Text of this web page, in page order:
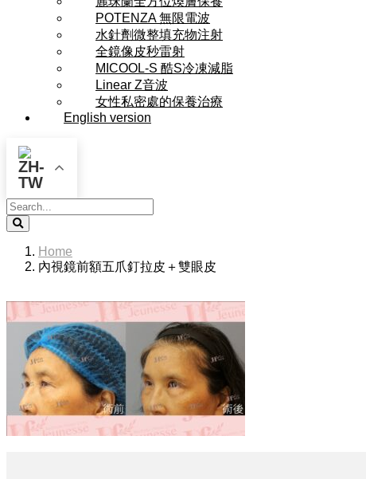
POTENZA 無限電波
水針劑微整填充物注射
全鏡像皮秒雷射
MICOOL-S 酷S冷凍減脂
Linear Z音波
女性私密處的保養治療
English version
Search
Home
內視鏡前額五爪釘拉皮＋雙眼皮